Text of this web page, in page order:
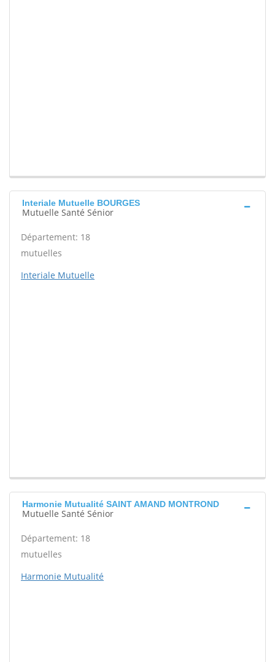
Interiale Mutuelle BOURGES
Mutuelle Santé Sénior
Département: 18
mutuelles
Interiale Mutuelle
Harmonie Mutualité SAINT AMAND MONTROND
Mutuelle Santé Sénior
Département: 18
mutuelles
Harmonie Mutualité